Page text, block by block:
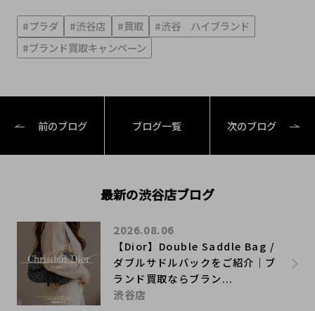
#プラダ #渋谷店 #買取
#渋谷 ハイブランド
#ブランド買取キャンペーン
前のブログ ブログ一覧 次のブログ
最新の渋谷店ブログ
【Dior】Double Saddle Bag /
ダブルサドルバックをご紹介｜ブ
ランド買取ならブラン...
2026.08.06
渋谷店